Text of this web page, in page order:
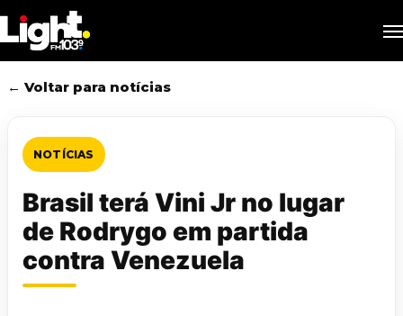
to
main
content
← Voltar para notícias
NOTÍCIAS
Brasil terá Vini Jr no lugar
de Rodrygo em partida
contra Venezuela